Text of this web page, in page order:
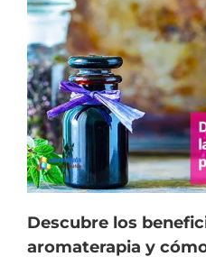
Descubre los
aromaterapia y